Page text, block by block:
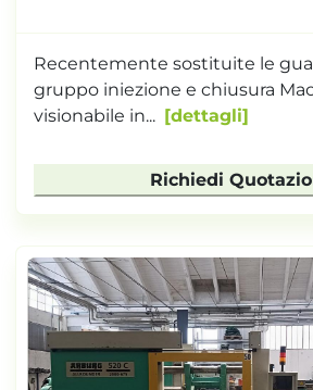
Recentemente sostituite le
gruppo iniezione e chiusura
visionabile in...
dettagli
Richiedi